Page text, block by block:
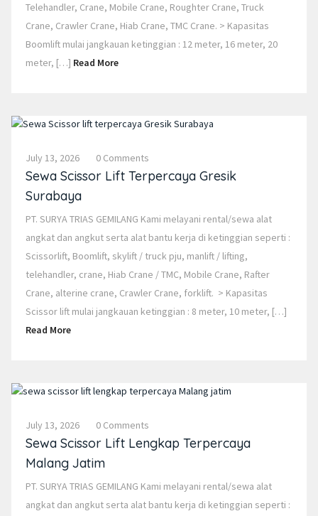
Telehandler, Crane, Mobile Crane, Roughter Crane, Truck
Crane, Crawler Crane, Hiab Crane, TMC Crane. > Kapasitas
Boomlift mulai jangkauan ketinggian : 12 meter, 16 meter, 20
meter, […] Read More
July 13, 2026 0 Comments
Sewa Scissor Lift Terpercaya Gresik
Surabaya
PT. SURYA TRIAS GEMILANG Kami melayani rental/sewa alat
angkat dan angkut serta alat bantu kerja di ketinggian seperti :
Scissorlift, Boomlift, skylift / truck pju, manlift / lifting,
telehandler, crane, Hiab Crane / TMC, Mobile Crane, Rafter
Crane, alterine crane, Crawler Crane, forklift. > Kapasitas
Scissor lift mulai jangkauan ketinggian : 8 meter, 10 meter, […]
Read More
July 13, 2026 0 Comments
Sewa Scissor Lift Lengkap Terpercaya
Malang Jatim
PT. SURYA TRIAS GEMILANG Kami melayani rental/sewa alat
angkat dan angkut serta alat bantu kerja di ketinggian seperti :